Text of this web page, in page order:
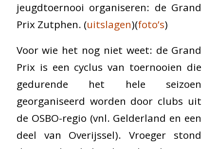
jeugdtoernooi organiseren: de Grand
Prix Zutphen. (uitslagen)(foto’s)
Voor wie het nog niet weet: de Grand
Prix is een cyclus van toernooien die
gedurende het hele seizoen
georganiseerd worden door clubs uit
de OSBO-regio (vnl. Gelderland en een
deel van Overijssel). Vroeger stond